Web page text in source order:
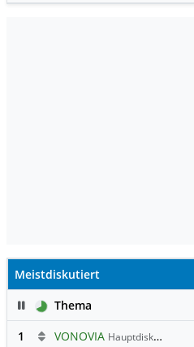
Meistdiskutiert
PauseThema
1
VONOVIA Hauptdiskussion